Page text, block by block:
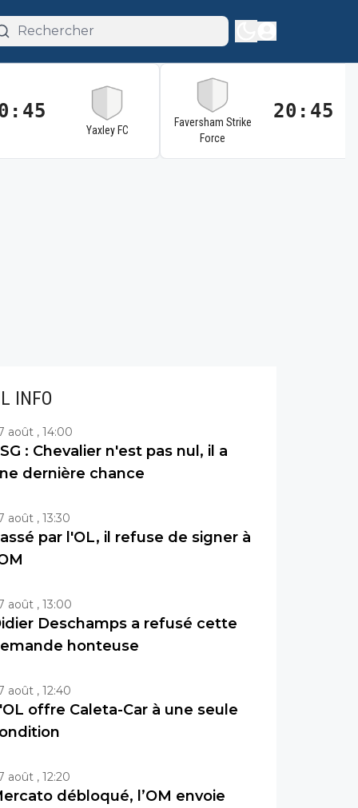
Yaxley FC
Faversham Strike
Force
20:45
INFO
août , 14:00
: Chevalier n'est pas nul, il a
dernière chance
août , 13:30
par l'OL, il refuse de signer à
août , 13:00
Deschamps a refusé cette
honteuse
août , 12:40
offre Caleta-Car à une seule
août , 12:20
débloqué, l’OM envoie